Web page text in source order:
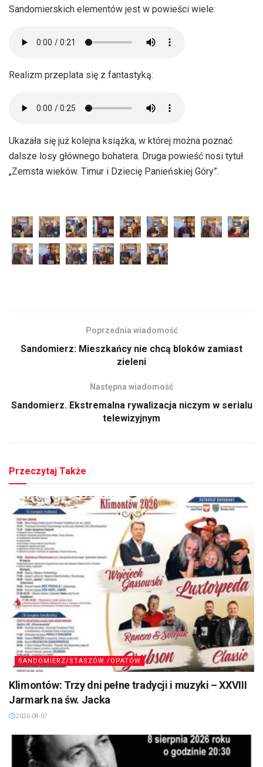
Sandomierskich elementów jest w powieści wiele:
Realizm przeplata się z fantastyką:
Ukazała się już kolejna książka, w której można poznać
dalsze losy głównego bohatera. Druga powieść nosi tytuł
„Zemsta wieków. Timur i Dziecię Panieńskiej Góry”.
Poprzednia wiadomość
Sandomierz: Mieszkańcy nie chcą bloków zamiast
zieleni
Następna wiadomość
Sandomierz. Ekstremalna rywalizacja niczym w serialu
telewizyjnym
Przeczytaj Także
SANDOMIERZ/STASZÓW /OPATÓW
Klimontów: Trzy dni pełne tradycji i muzyki – XXVIII
Jarmark na św. Jacka
2026-08-07